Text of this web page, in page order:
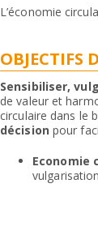
L’économie
OBJECTIFS
Sensibiliser,
de valeur et
circulaire dans le
décision pour
Economie